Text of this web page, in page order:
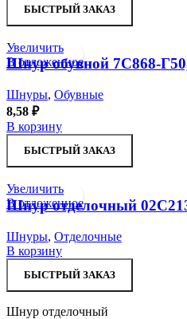
БЫСТРЫЙ ЗАКАЗ
Увеличить
В отложенное
Шнур обувной 7С868-
Шнуры, Обувные
8,58 ₽
В корзину
БЫСТРЫЙ ЗАКАЗ
Увеличить
В отложенное
Шнур отделочный
Шнуры, Отделочные
В корзину
БЫСТРЫЙ ЗАКАЗ
Шнур отделочный